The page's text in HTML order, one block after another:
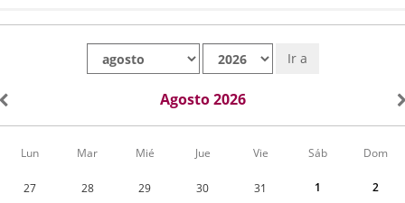
Ir a
Agosto 2026
Calendario
Lun Mar Mié Jue Vie Sáb Dom
27 28 29 30 31 1 2